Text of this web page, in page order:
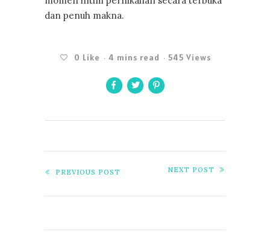
dan penuh makna.
0 Like 4 mins read 545 Views
PREVIOUS POST NEXT POST